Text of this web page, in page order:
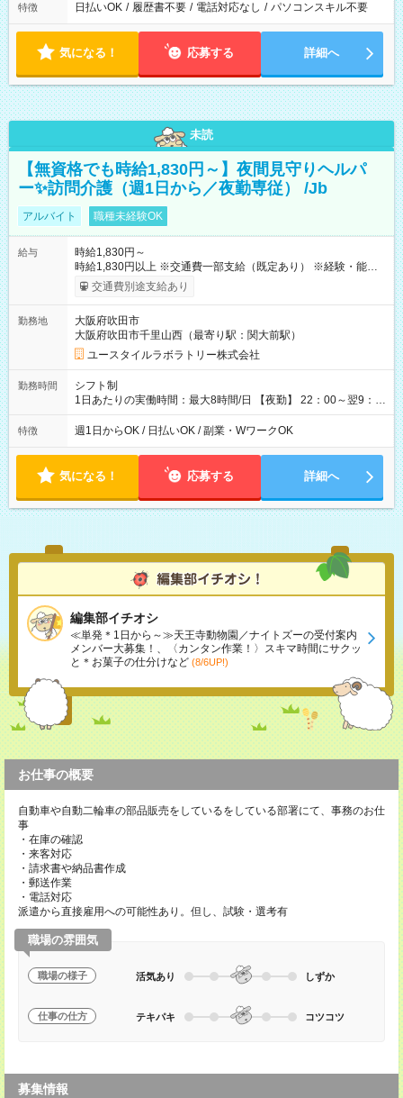
特徴 日払いOK / 履歴書不要 / 電話対応なし / パソコンスキル不要
気になる！ 応募する 詳細へ
未読
【無資格でも時給1,830円～】夜間見守りヘルパ
ー✨訪問介護（週1日から／夜勤専従） /Jb
アルバイト 職種未経験OK
給与
時給1,830円～
時給1,830円以上 ※交通費一部支給（既定あり） ※経験・能力を
考慮して決定します 【収入例】 週1回勤務の場合：1,830円×8時
間×4回=5万8,560円 週3回勤務の場合：1,830円×8時間×12回
月 ※ 雇用形態と給与に、本採用時と異なる部分があります。 雇
用形態：本採用時と同じです。 給与：時給 1,610円以上
交通費別途支給あり
勤務地
大阪府吹田市
大阪府吹田市千里山西（最寄り駅：関大前駅）
ユースタイルラボラトリー株式会社
勤務時間
シフト制
1日あたりの実働時間：最大8時間/日 【夜勤】 22：00～翌9：
00 ※週1日～OK ／ 夜勤専従 ＊＊ 勤務時間例 ＊＊ ■22時か
ら翌7時 ■23時から翌8時 ■24時から翌9時 など ※上記の時間
ます。 ※曜日固定（毎週同じ曜日での勤務となります）
特徴 週1日からOK / 日払いOK / 副業・WワークOK
気になる！ 応募する 詳細へ
編集部イチオシ
≪単発＊1日から～≫天王寺動物園／ナイトズーの受付案内
メンバー大募集！、〈カンタン作業！〉スキマ時間にサクッ
と＊お菓子の仕分けなど (8/6UP!)
お仕事の概要
自動車や自動二輪車の部品販売をしているをしている部署にて、事務のお仕
事
・在庫の確認
・来客対応
・請求書や納品書作成
・郵送作業
・電話対応
派遣から直接雇用への可能性あり。但し、試験・選考有
職場の雰囲気
職場の様子 活気あり しずか
仕事の仕方 テキパキ コツコツ
募集情報